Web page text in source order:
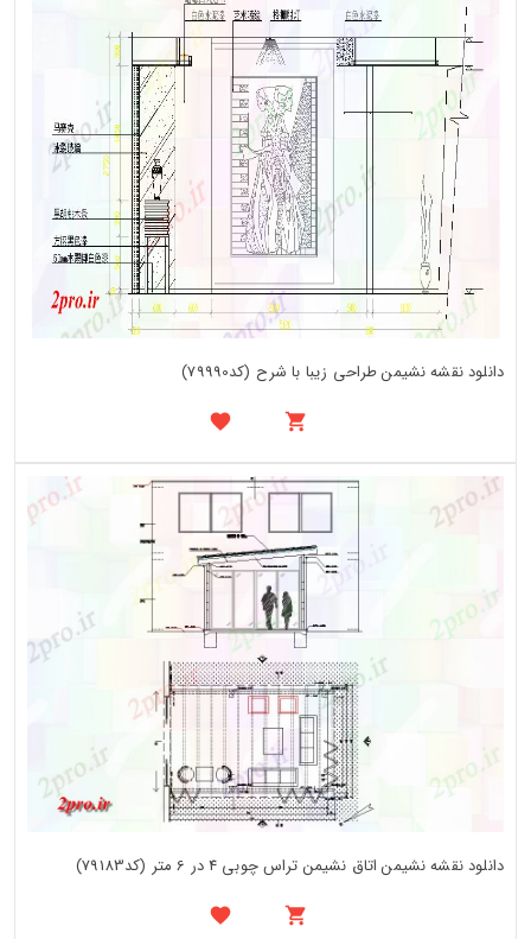
دانلود نقشه نشیمن طراحی زیبا با شرح (کد79990)
دانلود نقشه نشیمن اتاق نشیمن تراس چوبی 4 در 6 متر (کد79183)